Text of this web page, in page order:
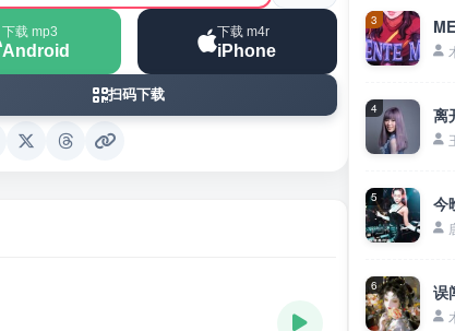
下载 mp3
Android
下载 m4r
iPhone
扫码下载
3
4 离
5 今
6 误